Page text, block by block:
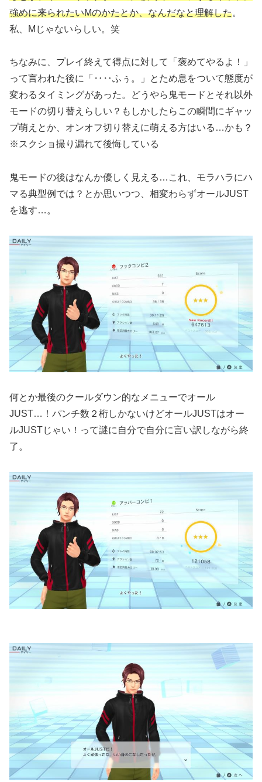
強めに来られたいMのかたとか、なんだなと理解した。
私、Mじゃないらしい。笑
ちなみに、プレイ終えて得点に対して「褒めてやるよ！」
って言われた後に「‥‥ふぅ。」とため息をついて態度が
変わるタイミングがあった。どうやら鬼モードとそれ以外
モードの切り替えらしい？もしかしたらこの瞬間にギャッ
プ萌えとか、オンオフ切り替えに萌える方はいる…かも ？
※スクショ撮り漏れて後悔している
鬼モードの後はなんか優しく見える…これ、モラハラにハ
マる典型例では？とか思いつつ、相変わらずオールJUST
を逃す…。
何とか最後のクールダウン的なメニューでオール
JUST…！パンチ数２桁しかないけどオールJUSTはオー
ルJUSTじゃい！って謎に自分で自分に言い訳しながら終
了。